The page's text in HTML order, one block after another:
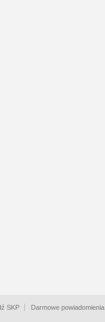
SKP Darmowe powiadomienia